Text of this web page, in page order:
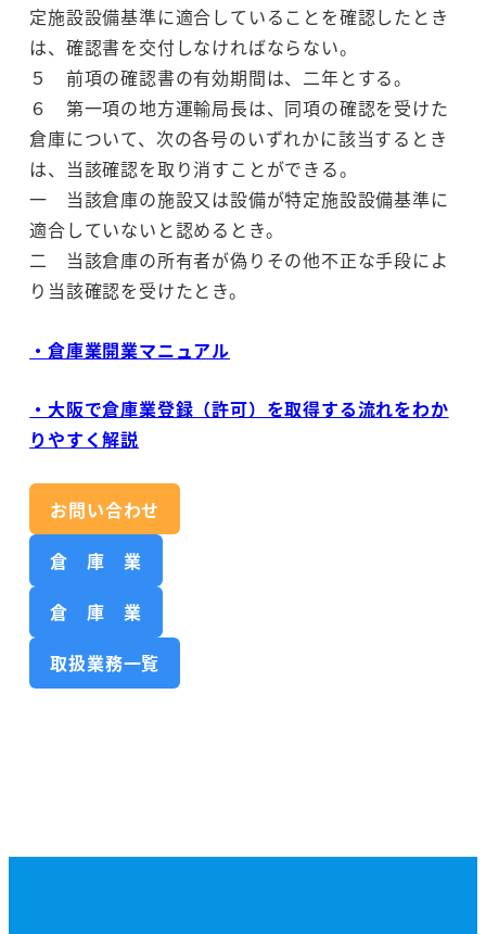
定施設設備基準に適合していることを確認したとき
は、確認書を交付しなければならない。
５ 前項の確認書の有効期間は、二年とする。
６ 第一項の地方運輸局長は、同項の確認を受けた
倉庫について、次の各号のいずれかに該当するとき
は、当該確認を取り消すことができる。
一 当該倉庫の施設又は設備が特定施設設備基準に
適合していないと認めるとき。
二 当該倉庫の所有者が偽りその他不正な手段によ
り当該確認を受けたとき。
・倉庫業開業マニュアル
・大阪で倉庫業登録（許可）を取得する流れをわか
りやすく解説
お問い合わせ
倉 庫 業
倉 庫 業
取扱業務一覧